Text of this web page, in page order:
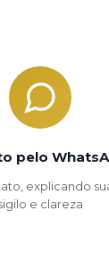
pelo
explicando
e clareza